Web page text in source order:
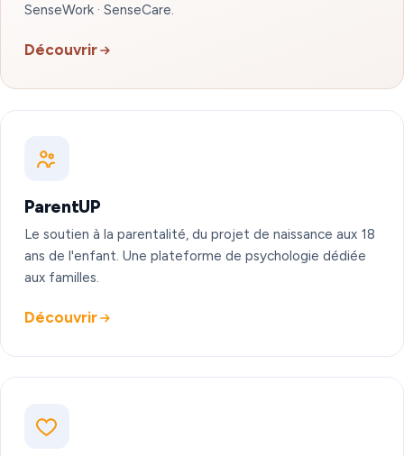
SenseWork · SenseCare.
Découvrir
ParentUP
Le soutien à la parentalité, du projet de naissance aux 18
ans de l'enfant. Une plateforme de psychologie dédiée
aux familles.
Découvrir